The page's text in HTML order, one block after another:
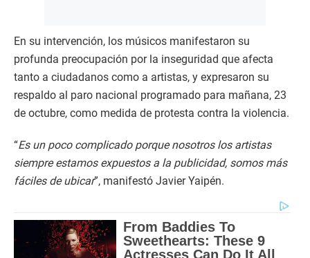
En su intervención, los músicos manifestaron su
profunda preocupación por la inseguridad que afecta
tanto a ciudadanos como a artistas, y expresaron su
respaldo al paro nacional programado para mañana, 23
de octubre, como medida de protesta contra la violencia.
“Es un poco complicado porque nosotros los artistas
siempre estamos expuestos a la publicidad, somos más
fáciles de ubicar”, manifestó Javier Yaipén.